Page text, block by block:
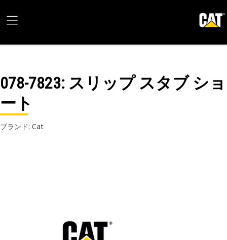
078-7823: スリップ スタブ ショ
ート
ブランド: Cat